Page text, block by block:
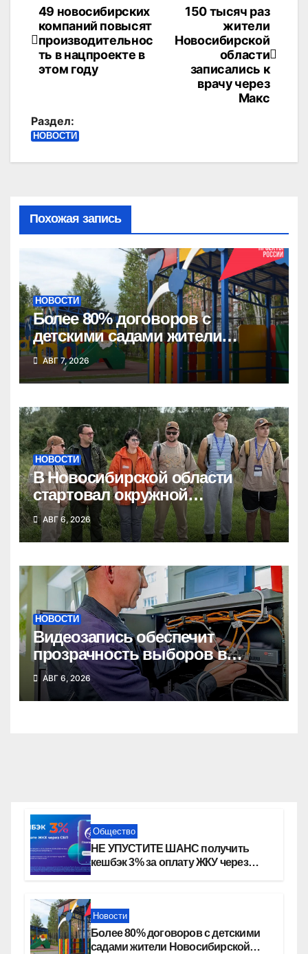
Навигация
по
записям
150 тысяч раз
жители
Новосибирской
области
записались к
врачу через
Макс
49 новосибирских
компаний повысят
производительнос
ть в нацпроекте в
этом году
Раздел:
НОВОСТИ
Похожая запись
НОВОСТИ
Более 80% договоров с
детскими садами жители
Новосибирской области
оформили онлайн
АВГ 7, 2026
НОВОСТИ
В Новосибирской области
стартовал окружной
туристский слет молодежи
АВГ 6, 2026
НОВОСТИ
Видеозапись обеспечит
прозрачность выборов в
Госдуму в Новосибирской
области
АВГ 6, 2026
Общество
НЕ УПУСТИТЕ ШАНС получить
кешбэк 3% за оплату ЖКУ через
Новости
Более 80% договоров с детскими
садами жители Новосибирской